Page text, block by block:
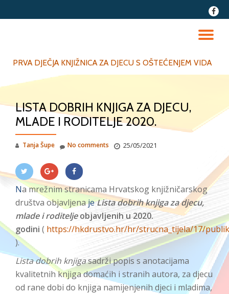
fa-
PRVA DJEČJA KNJIŽNICA ZA DJECU S OŠTEĆENJEM VIDA
LISTA DOBRIH KNJIGA ZA DJECU,
MLADE I RODITELJE 2020.
Tanja Šupe 25/05/2021
No comments
Na mrežnim stranicama Hrvatskog knjižničarskog
društva objavljenajeLista dobrih knjiga za djecu,
mlade i roditeljeobjavljenih u 2020.
godini ( https://hkdrustvo.hr/hr/strucna_tijela/17/
).
Lista dobrih knjigasadržipopis s anotacijama
kvalitetnih knjiga domaćih i stranih autora, za djecu
od rane dobi do knjiga namijenjenih djeci i mladima,